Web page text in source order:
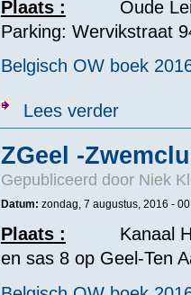
Plaats :
Oude
Parking: Wervikstraat
Belgisch OW boek
Lees verderover MZK -
ZGeel -
Gepubliceerd door Niek
Datum: zondag, 7 augustus, 2016 -
Plaats: Kanaal
en sas 8 op Geel-Ten